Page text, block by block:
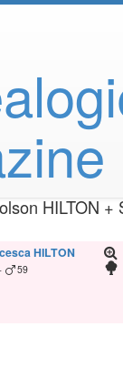
HILTON+
HILTON
59